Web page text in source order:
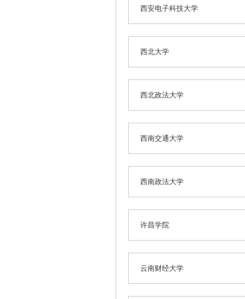
西安电子科技大学
西北大学
西北政法大学
西南交通大学
西南政法大学
许昌学院
云南财经大学